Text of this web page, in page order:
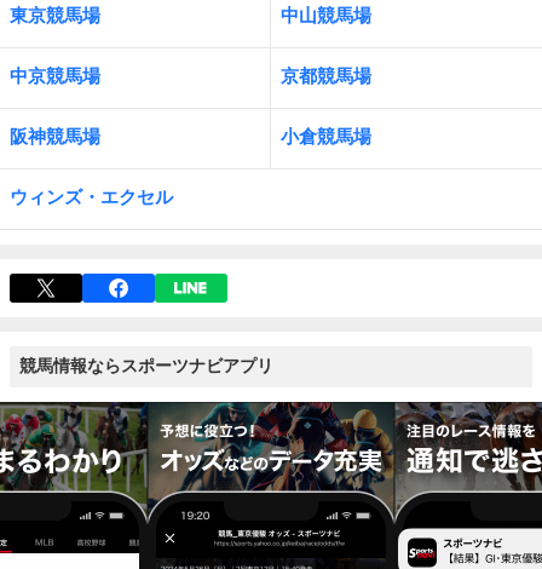
東京競馬場 中山競馬場
中京競馬場 京都競馬場
阪神競馬場 小倉競馬場
ウィンズ・エクセル
競馬情報ならスポーツナビアプリ